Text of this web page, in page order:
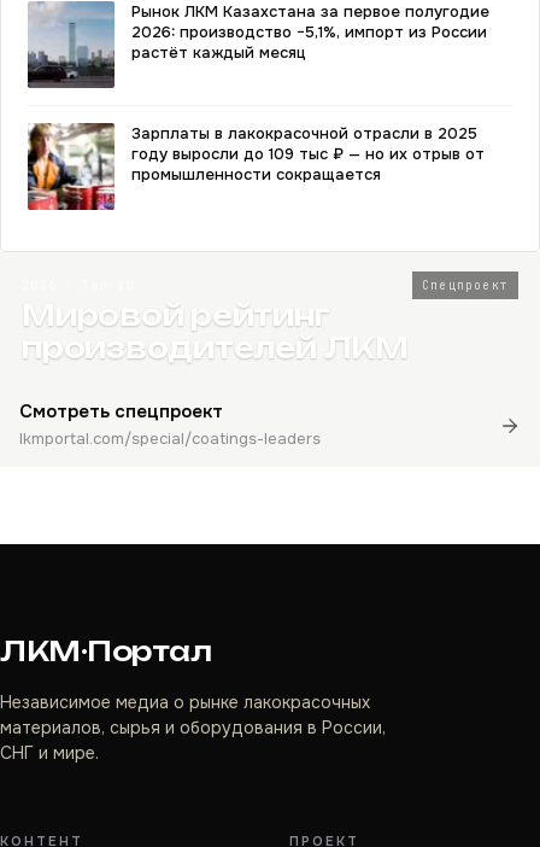
Рынок ЛКМ Казахстана за первое полугодие
2026: производство −5,1%, импорт из России
растёт каждый месяц
Зарплаты в лакокрасочной отрасли в 2025
году выросли до 109 тыс ₽ — но их отрыв от
промышленности сокращается
Спецпроект
Мировой рейтинг
производителей ЛКМ
Смотреть спецпроект
lkmportal.com/special/coatings-leaders
ЛКМ·Портал
Независимое медиа о рынке лакокрасочных
материалов, сырья и оборудования в России,
СНГ и мире.
КОНТЕНТ ПРОЕКТ